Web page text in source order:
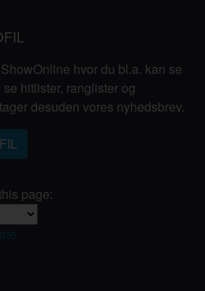
hvor du bl.a. kan se
hitlister, ranglister og
desuden vores nyhedsbrev.
page: